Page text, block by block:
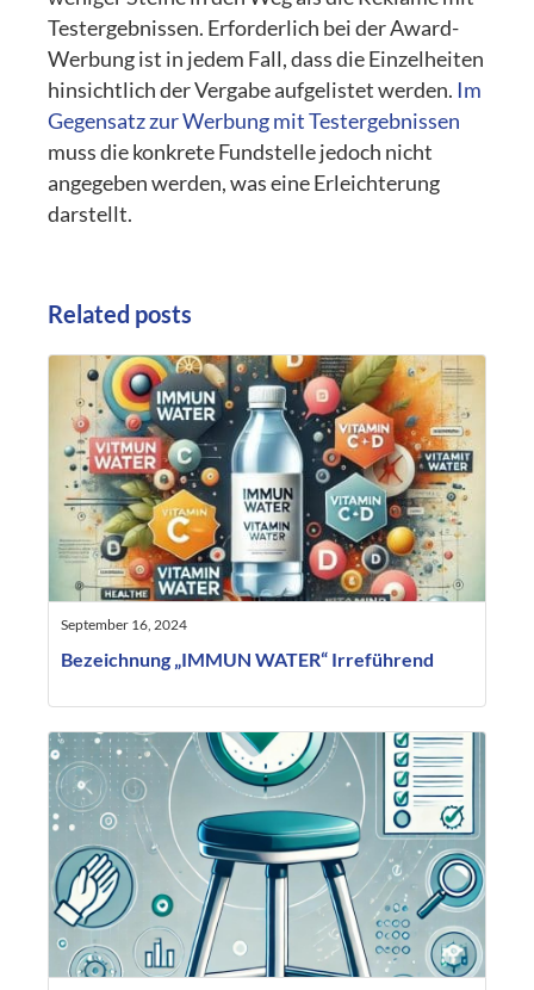
Testergebnissen. Erforderlich bei der Award-
Werbung ist in jedem Fall, dass die Einzelheiten
hinsichtlich der Vergabe aufgelistet werden. Im
Gegensatz zur Werbung mit Testergebnissen
muss die konkrete Fundstelle jedoch nicht
angegeben werden, was eine Erleichterung
darstellt.
Related posts
September 16, 2024
Bezeichnung „IMMUN WATER“ Irreführend